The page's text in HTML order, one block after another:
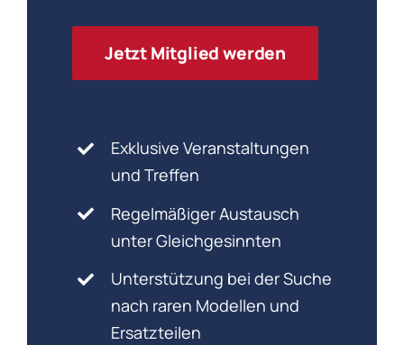
Jetzt Mitglied werden
Exklusive Veranstaltungen
und Treffen
Regelmäßiger Austausch
unter Gleichgesinnten
Unterstützung bei der Suche
nach raren Modellen und
Ersatzteilen